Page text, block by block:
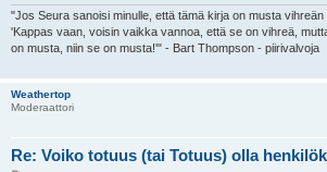
"Jos Seura sanoisi minulle, että tämä kirja on musta vihreän
'Kappas vaan, voisin vaikka vannoa, että se on vihreä,
on musta, niin se on musta!'" - Bart Thompson - piirivalvoja
Weathertop
Moderaattori
Re: Voiko totuus (tai Totuus) olla